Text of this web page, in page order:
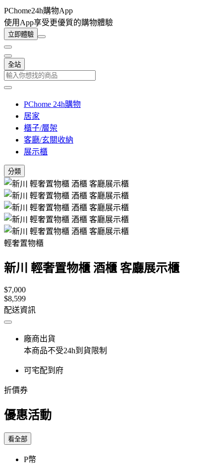
PChome24h購物App
使用App享受更優質的購物體驗
立即體驗
全站
PChome 24h購物
居家
櫃子/層架
客廳/玄關收納
展示櫃
分類
輕奢置物櫃
新川 輕奢置物櫃 酒櫃 客廳展示櫃
$7,000
$8,599
配送資訊
廠商出貨
本商品不受24h到貨限制
可宅配到府
折價券
優惠活動
看全部
P幣